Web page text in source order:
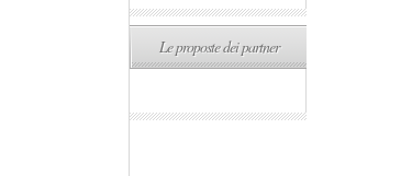
Le proposte dei partner